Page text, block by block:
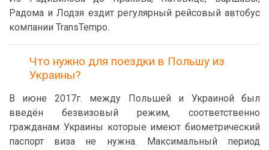
Радома и Лодзя ездит регулярный рейсовый автобус
компании TransTempo.
Что нужно для поездки в Польшу из
Украины?
В июне 2017г. между Польшей и Украиной был
введён безвизовый режим, соответственно
гражданам Украины которые имеют биометрический
паспорт виза не нужна. Максимальный период